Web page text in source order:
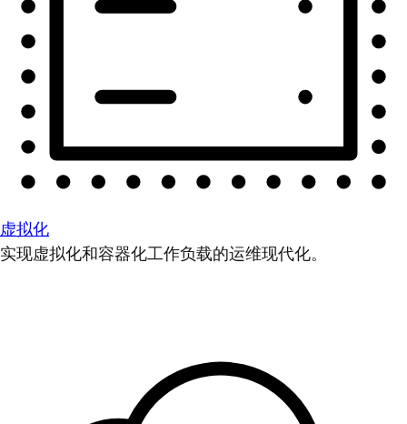
虚拟化
实现虚拟化和容器化工作负载的运维现代化。